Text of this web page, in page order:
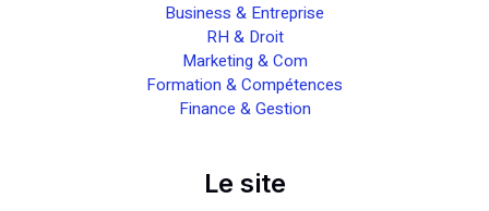
Business & Entreprise
RH & Droit
Marketing & Com
Formation & Compétences
Finance & Gestion
Le site